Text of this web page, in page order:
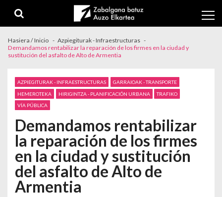
Hasiera / Inicio
Azpiegiturak - Infraestructuras
Demandamos rentabilizar la reparación de los firmes en la ciudad y
sustitución del asfalto de Alto de Armentia
AZPIEGITURAK - INFRAESTRUCTURAS
GARRAIOAK - TRANSPORTE
HEMEROTEKA
HIRIGINTZA - PLANIFICACIÓN URBANA
TRAFIKO
VÍA PÚBLICA
Demandamos rentabilizar
la reparación de los firmes
en la ciudad y sustitución
del asfalto de Alto de
Armentia